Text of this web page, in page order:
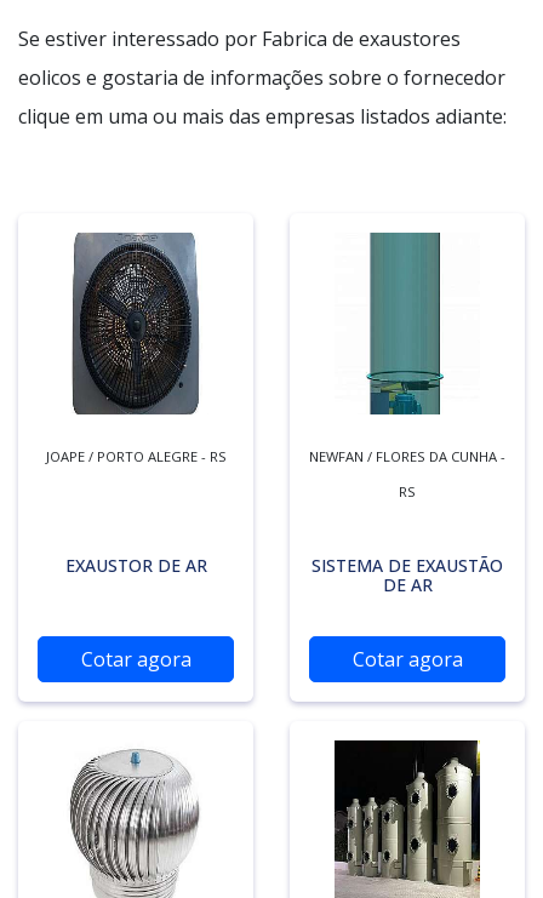
Se estiver interessado por Fabrica de exaustores
eolicos e gostaria de informações sobre o fornecedor
clique em uma ou mais das empresas listados adiante:
JOAPE / PORTO ALEGRE - RS
EXAUSTOR DE AR
Cotar agora
NEWFAN / FLORES DA CUNHA -
RS
SISTEMA DE EXAUSTÃO
DE AR
Cotar agora